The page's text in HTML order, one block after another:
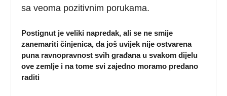
sa veoma pozitivnim porukama.
Postignut je veliki napredak, ali se ne smije
zanemariti činjenica, da još uvijek nije ostvarena
puna ravnopravnost svih građana u svakom dijelu
ove zemlje i na tome svi zajedno moramo predano
raditi